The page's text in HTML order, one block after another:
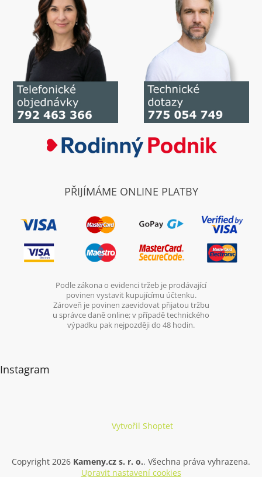
PŘIJÍMÁME ONLINE PLATBY
Podle zákona o evidenci tržeb je prodávající
povinen vystavit kupujícímu účtenku.
Zároveň je povinen zaevidovat přijatou tržbu
u správce daně online; v případě technického
výpadku pak nejpozději do 48 hodin.
Instagram
Vytvořil Shoptet
Copyright 2026 Kameny.cz s. r. o.. Všechna práva vyhrazena.
Upravit nastavení cookies